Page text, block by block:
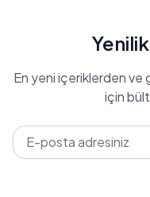
En yeni içeriklerden ve
için